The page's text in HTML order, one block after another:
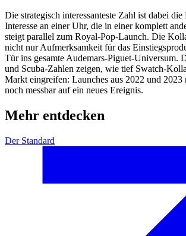
Die strategisch interessanteste Zahl ist dabei
Interesse an einer Uhr, die in einer komplett
steigt parallel zum Royal-Pop-Launch. Die
nicht nur Aufmerksamkeit für das
Tür ins gesamte Audemars-Piguet-Universum.
und Scuba-Zahlen zeigen, wie tief Swatch-
Markt eingreifen: Launches aus 2022 und 2023
noch messbar auf ein neues Ereignis.
Mehr entdecken
Der Standard